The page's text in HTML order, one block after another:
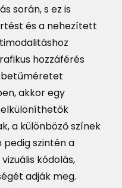
során, s ez is
és a nehezített
hozzáférés
betűméretet
akkor egy
elkülöníthetők
a különböző színek
pedig szintén a
kódolás,
adják meg.